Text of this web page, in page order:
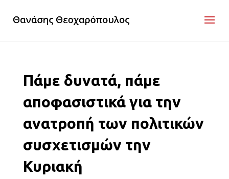
Πάμε δυνατά, πάμε
αποφασιστικά για την
ανατροπή των πολιτικών
συσχετισμών την
Κυριακή